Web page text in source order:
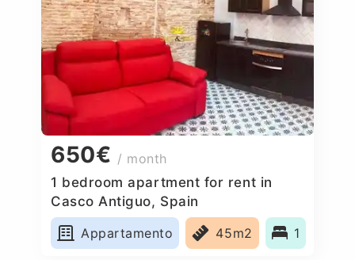
650€ / month
1 bedroom apartment for rent in
Casco Antiguo, Spain
Appartamento
45m2 1